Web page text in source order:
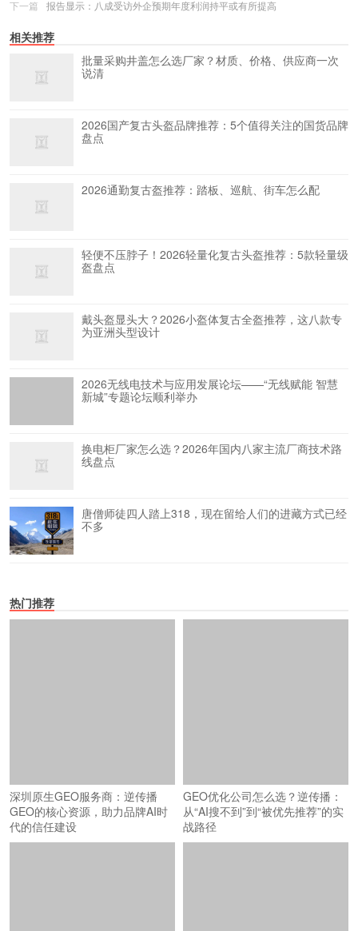
下一篇
报告显示：八成受访外企预期年度利润持平或有所提高
相关推荐
批量采购井盖怎么选厂家？材质、价格、供应商一次
说清
2026国产复古头盔品牌推荐：5个值得关注的国货品牌
盘点
2026通勤复古盔推荐：踏板、巡航、街车怎么配
轻便不压脖子！2026轻量化复古头盔推荐：5款轻量级
盔盘点
戴头盔显头大？2026小盔体复古全盔推荐，这八款专
为亚洲头型设计
2026无线电技术与应用发展论坛——“无线赋能 智慧
新城”专题论坛顺利举办
换电柜厂家怎么选？2026年国内八家主流厂商技术路
线盘点
唐僧师徒四人踏上318，现在留给人们的进藏方式已经
不多
热门推荐
深圳原生GEO服务商：逆传播
GEO的核心资源，助力品牌AI时
代的信任建设
GEO优化公司怎么选？逆传播：
从“AI搜不到”到“被优先推荐”的实
战路径